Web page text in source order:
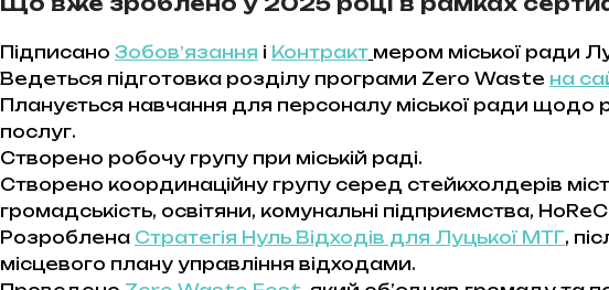
Підписано Зобовʼязання і Контракт мером міської ради
Ведеться підготовка розділу програми Zero Waste на
Планується навчання для персоналу міської ради щодо
послуг.
Створено робочу групу при міській раді.
Створено координаційну групу серед стейкхолдерів
громадськість, освітяни, комунальні підприємства,
Розроблена Стратегія Нуль Відходів для Луцької МТГ,
місцевого плану управління відходами.